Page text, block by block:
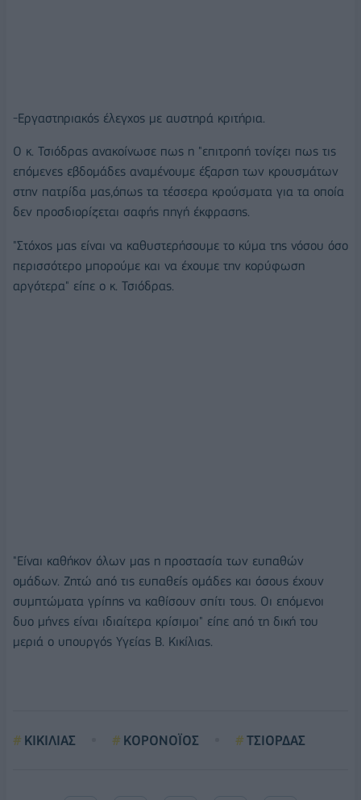
-Εργαστηριακός έλεγχος με αυστηρά κριτήρια.
Ο κ. Τσιόδρας ανακοίνωσε πως η "επιτροπή τονίζει πως τις
επόμενες εβδομάδες αναμένουμε έξαρση των κρουσμάτων
στην πατρίδα μας,όπως τα τέσσερα κρούσματα για τα οποία
δεν προσδιορίζεται σαφής πηγή έκφρασης.
"Στόχος μας είναι να καθυστερήσουμε το κύμα της νόσου όσο
περισσότερο μπορούμε και να έχουμε την κορύφωση
αργότερα" είπε ο κ. Τσιόδρας.
"Είναι καθήκον όλων μας η προστασία των ευπαθών
ομάδων. Ζητώ από τις ευπαθείς ομάδες και όσους έχουν
συμπτώματα γρίπης να καθίσουν σπίτι τους. Οι επόμενοι
δυο μήνες είναι ιδιαίτερα κρίσιμοι" είπε από τη δική του
μεριά ο υπουργός Υγείας Β. Κικίλιας.
ΚΙΚΙΛΙΑΣ ΚΟΡΟΝΟΪΟΣ ΤΣΙΟΡΔΑΣ